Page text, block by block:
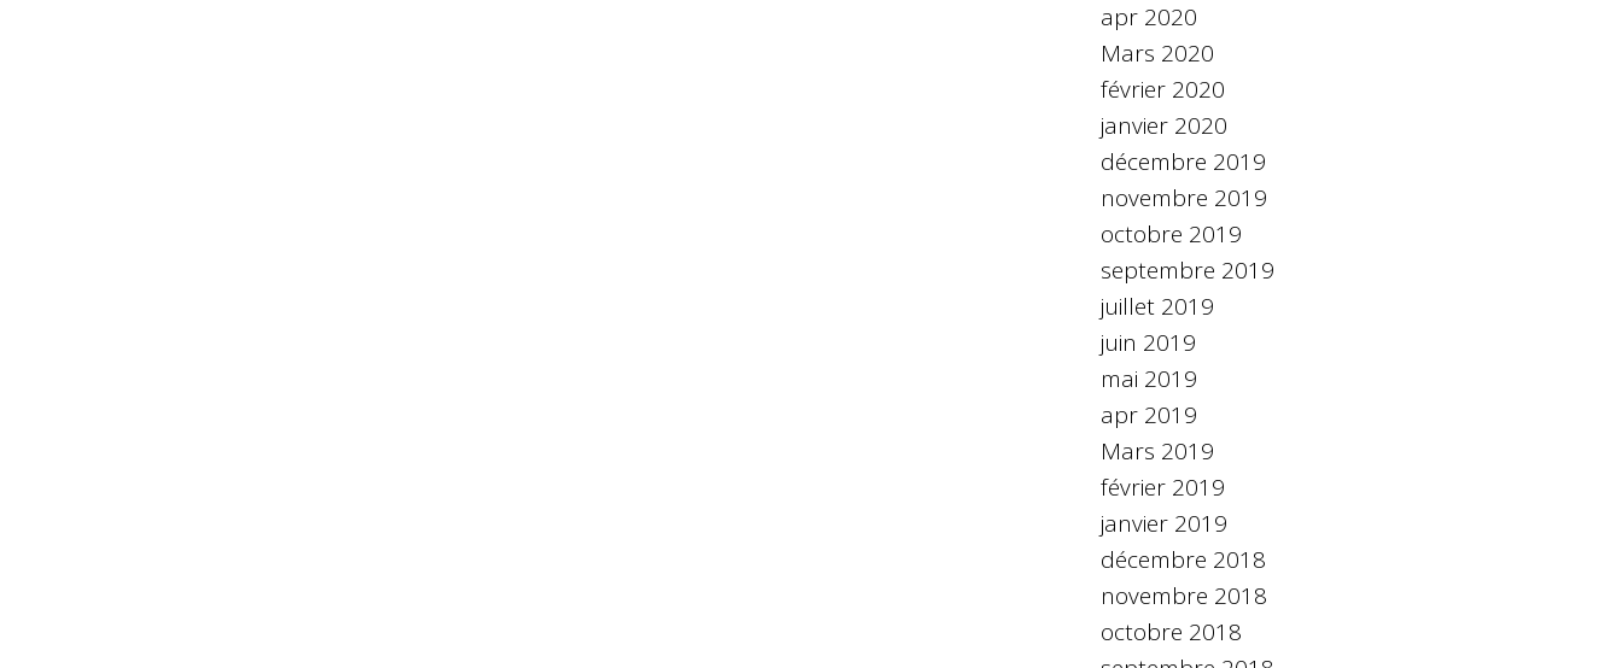
apr 2020
Mars 2020
février 2020
janvier 2020
décembre 2019
novembre 2019
octobre 2019
septembre 2019
juillet 2019
juin 2019
mai 2019
apr 2019
Mars 2019
février 2019
janvier 2019
décembre 2018
novembre 2018
octobre 2018